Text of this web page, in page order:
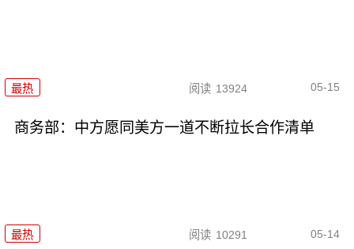
最热 阅读 13924 05-15
商务部：中方愿同美方一道不断拉长合作清单
最热 阅读 10291 05-14